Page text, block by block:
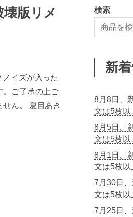
壊版リメ
イズが入った
。ご了承の上ご
ん。 夏目あき
検索
新
8月8日、
文は5枚以
8月5日、
文は5枚以
8月1日、
文は5枚以
7月30日
文は5枚以
7月25日